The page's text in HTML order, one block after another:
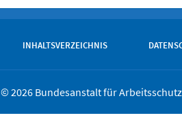
INHALTSVERZEICHNIS
© 2026 Bundesanstalt für